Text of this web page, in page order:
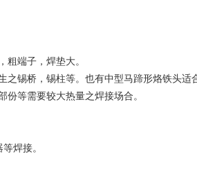
端子，焊垫大。
锡桥，锡柱等。也有中型马蹄形烙铁头
等需要较大热量之焊接场合。
焊接。